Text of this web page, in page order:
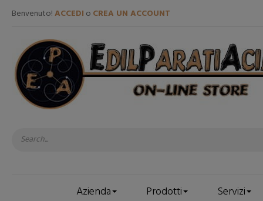
Benvenuto!ACCEDI o CREA UN ACCOUNT
Azienda Prodotti Servizi